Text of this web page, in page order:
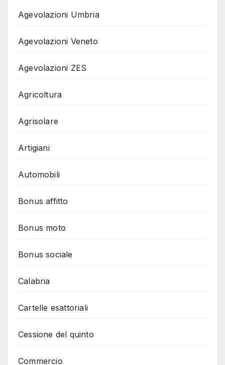
Agevolazioni Umbria
Agevolazioni Veneto
Agevolazioni ZES
Agricoltura
Agrisolare
Artigiani
Automobili
Bonus affitto
Bonus moto
Bonus sociale
Calabria
Cartelle esattoriali
Cessione del quinto
Commercio